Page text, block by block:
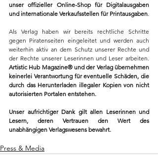
unser offizieller Online-Shop für Digitalausgaben
und internationale Verkaufsstellen für Printausgaben.
Als Verlag haben wir bereits rechtliche Schritte
gegen Piratenseiten eingeleitet und werden auch
weiterhin aktiv an dem Schutz unserer Rechte und
Artistic Hub Magazine® und der Verlag übernehmen
keinerlei Verantwortung für eventuelle Schäden, die
durch das Herunterladen illegaler Kopien von nicht
autorisierten Portalen entstehen.
Unser aufrichtiger Dank gilt allen Leserinnen und
Lesern, deren Vertrauen den Wert des
unabhängigen Verlagswesens bewahrt.
Press & Media